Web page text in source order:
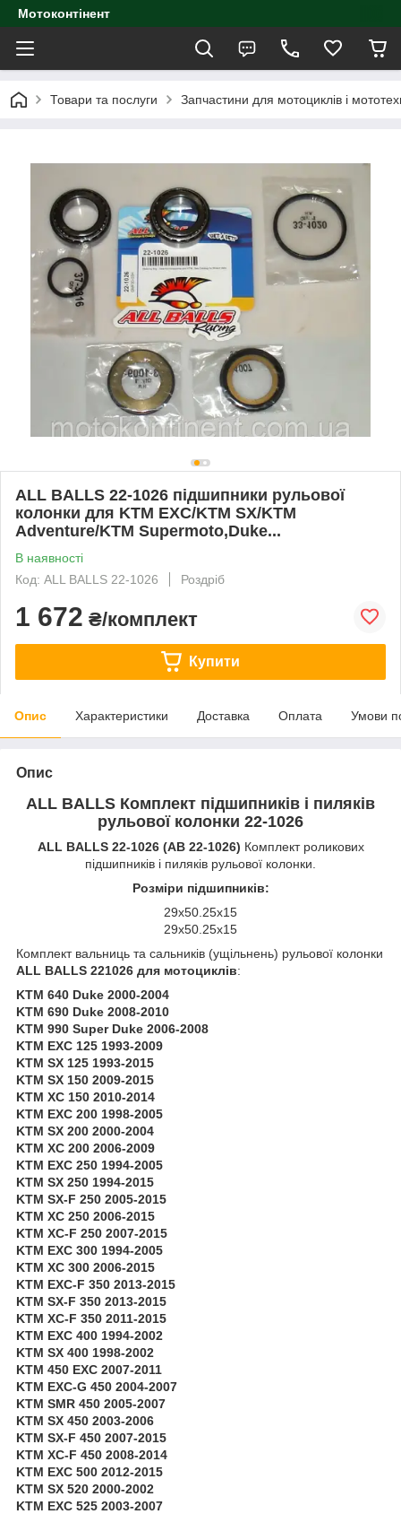
Мотоконтінент
Товари та послуги Запчастини для мотоциклів і
ALL BALLS 22-1026 підшипники рульової
колонки для KTM EXC/KTM SX/KTM
Adventure/KTM Supermoto,Duke...
В наявності
Код: ALL BALLS 22-1026
Роздріб
1 672 ₴/комплект
Купити
Опис Характеристики Доставка Оплата Умови
Опис
ALL BALLS Комплект підшипників і пиляків
рульової колонки 22-1026
ALL BALLS 22-1026 (AB 22-1026) Комплект роликових
підшипників і пиляків рульової колонки.
Розміри підшипників:
29x50.25x15
29x50.25x15
Комплект вальниць та сальників (ущільнень) рульової колонки
ALL BALLS 221026 для мотоциклів:
KTM 640 Duke 2000-2004
KTM 690 Duke 2008-2010
KTM 990 Super Duke 2006-2008
KTM EXC 125 1993-2009
KTM SX 125 1993-2015
KTM SX 150 2009-2015
KTM XC 150 2010-2014
KTM EXC 200 1998-2005
KTM SX 200 2000-2004
KTM XC 200 2006-2009
KTM EXC 250 1994-2005
KTM SX 250 1994-2015
KTM SX-F 250 2005-2015
KTM XC 250 2006-2015
KTM XC-F 250 2007-2015
KTM EXC 300 1994-2005
KTM XC 300 2006-2015
KTM EXC-F 350 2013-2015
KTM SX-F 350 2013-2015
KTM XC-F 350 2011-2015
KTM EXC 400 1994-2002
KTM SX 400 1998-2002
KTM 450 EXC 2007-2011
KTM EXC-G 450 2004-2007
KTM SMR 450 2005-2007
KTM SX 450 2003-2006
KTM SX-F 450 2007-2015
KTM XC-F 450 2008-2014
KTM EXC 500 2012-2015
KTM SX 520 2000-2002
KTM EXC 525 2003-2007